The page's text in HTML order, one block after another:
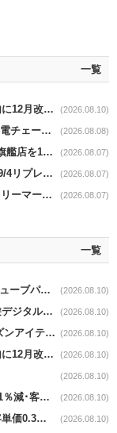
一覧
東急ストアnews｜東横線菊名駅｢エトモ菊名｣内に12月改装オープン (2026.08.10)
Weekly Review｜熊本地震/店舗の営業状況と家電チェーンの支援策 (2026.08.08)
ユニクロnews｜京都･河原町通りにグローバル旗艦店を11/6開設 (2026.08.07)
ロフトnews｜新生｢モマ デザインストア 京都｣9/4リプレイスオープン (2026.08.07)
関西フードマーケットnews｜関西スーパーデイリーマート蒲生店8/7改装 (2026.08.07)
一覧
セブン-イレブンnews｜｢レモン＆ホイップのキューブパン｣8/11発売 (2026.08.10)
平和堂news｜石山店が｢さよならララ｣滋賀周遊デジタルラリースポットに選定 (2026.08.10)
良品計画news｜｢MUJI Labo｣2026年秋冬シーズンアイテム発売 (2026.08.10)
東急ストアnews｜東横線菊名駅｢エトモ菊名｣内に12月改装オープン (2026.08.10)
(2026.08.10)
マミーマートnews｜７月既存店1.8%増･客数0.1％減･客単価1.9％増 (2026.08.10)
イズミnews｜7月既存店1.2%減/客数1.5％減､客単価0.3％増 (2026.08.10)